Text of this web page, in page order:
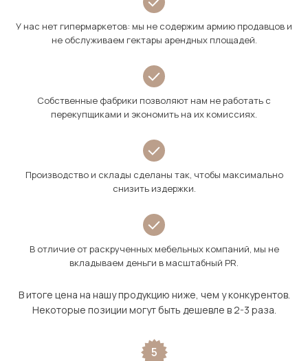
У нас нет гипермаркетов: мы не содержим армию продавцов и
не обслуживаем гектары арендных площадей.
Собственные фабрики позволяют нам не работать с
перекупщиками и экономить на их комиссиях.
Производство и склады сделаны так, чтобы максимально
снизить издержки.
В отличие от раскрученных мебельных компаний, мы не
вкладываем деньги в масштабный PR.
В итоге цена на нашу продукцию ниже, чем у конкурентов.
Некоторые позиции могут быть дешевле в 2-3 раза.
5